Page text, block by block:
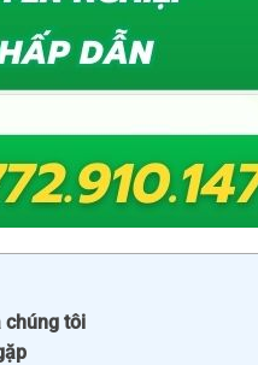
chúng tôi